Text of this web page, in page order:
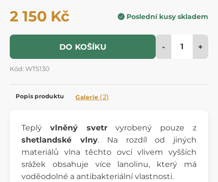
2 150 Kč Poslední kusy skladem
DO KOŠÍKU - +
Kód: WTS130
Popis produktu Galerie (2)
Teplý vlněný svetrvyrobený pouze z
shetlandské vlny. Na rozdíl od jiných
materiálů vlna těchto ovcí vlivem vyšších
srážek obsahuje více lanolinu, který má
voděodolné a antibakteriální vlastnosti.